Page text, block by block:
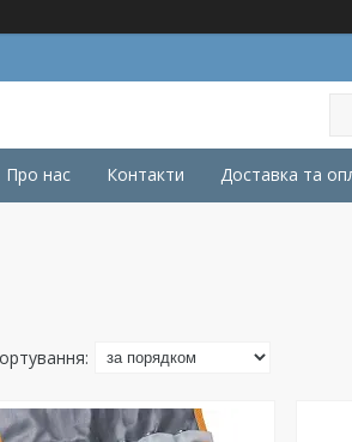
Про нас Контакти Доставка та